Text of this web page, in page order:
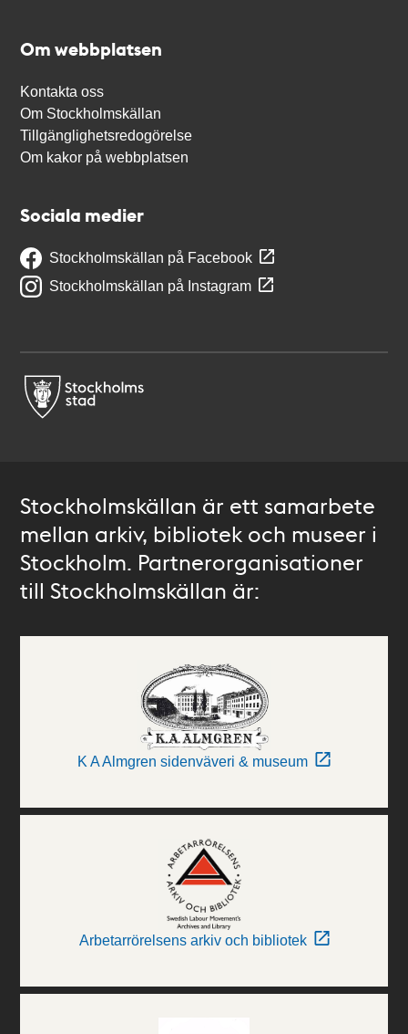
Om webbplatsen
Kontakta oss
Om Stockholmskällan
Tillgänglighetsredogörelse
Om kakor på webbplatsen
Sociala medier
Stockholmskällan på Facebook
Stockholmskällan på Instagram
Stockholmskällan är ett samarbete
mellan arkiv, bibliotek och museer i
Stockholm. Partnerorganisationer
till Stockholmskällan är:
K A Almgren sidenväveri & museum
Arbetarrörelsens arkiv och bibliotek